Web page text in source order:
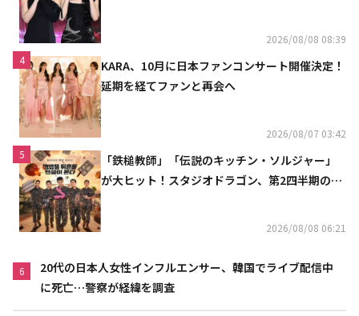
2026/08/08 08:39
4
KARA、10月に日本ファンコンサート開催決定！
延期を経てファンと再会へ
2026/08/07 03:42
5
「鉄槌教師」「伝説のキッチン・ソルジャー」
が大ヒット！スタジオドラゴン、第2四半期の売
2026/08/08 06:21
6
20代の日本人女性インフルエンサー、韓国でライブ配信中
に死亡…警察が経緯を調査